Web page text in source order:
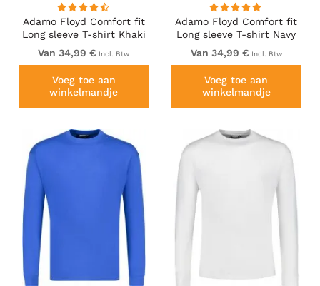
Adamo Floyd Comfort fit
Long sleeve T-shirt Khaki
Van 34,99 € Incl. Btw
Voeg toe aan
winkelmandje
Adamo Floyd Comfort fit
Long sleeve T-shirt Navy
Van 34,99 € Incl. Btw
Voeg toe aan
winkelmandje